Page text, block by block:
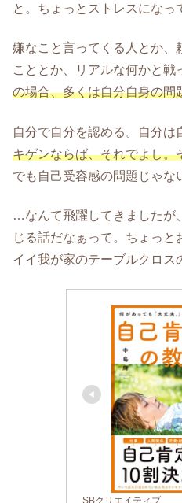
と。ちょっとストレスになっ
嫌なこと言ってくる人とか、
こととか、リアルな何かと戦
の場合、多くは自分自身の問
自分で自分を認める。自分は
キゲンならば、それでよし。
でも自己受容感の問題じゃな
…なんて飛躍してきましたが
じる話だなぁって。ちょっ
イイ我が家のテーブルクロス
SBクリエイティブ